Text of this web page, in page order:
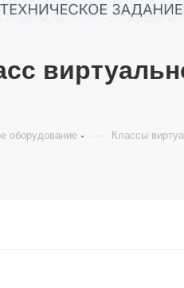
оборудование — Классы